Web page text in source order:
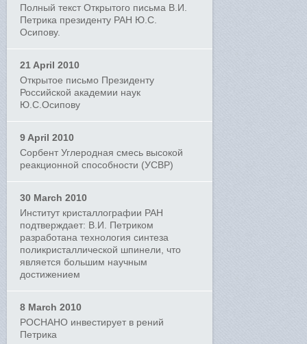
Полный текст Открытого письма В.И.
Петрика президенту РАН Ю.С.
Осипову.
21 April 2010
Открытое письмо Президенту
Российской академии наук
Ю.С.Осипову
9 April 2010
Сорбент Углеродная смесь высокой
реакционной способности (УСВР)
30 March 2010
Институт кристаллографии РАН
подтверждает: В.И. Петриком
разработана технология синтеза
поликристаллической шпинели, что
является большим научным
достижением
8 March 2010
РОСНАНО инвестирует в рений
Петрика